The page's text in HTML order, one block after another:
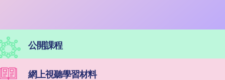
公開課程
網上視聽學習材料